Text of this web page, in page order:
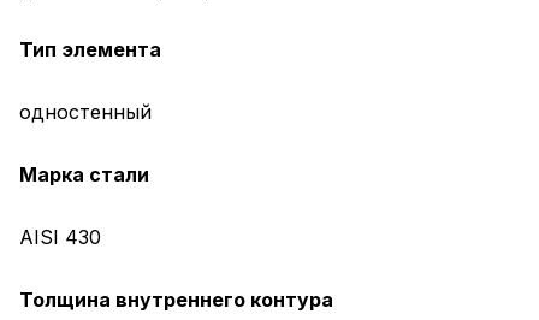
Тип элемента
одностенный
Марка стали
AISI 430
Толщина внутреннего контура